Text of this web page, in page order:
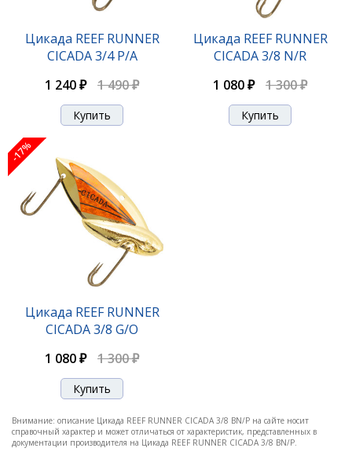
Цикада REEF RUNNER CICADA 3/8 C/O
-17%
1 080 ₽
Цикада REEF RUNNER
CICADA 3/4 P/A
1 240 ₽
1 490 ₽
Цикада REEF RUNNER
CICADA 3/8 N/R
1 080 ₽
1 300 ₽
-17%
Цикада REEF RUNNER
CICADA 3/8 G/O
1 080 ₽
1 300 ₽
Внимание: описание Цикада REEF RUNNER CICADA 3/8 BN/P на сайте носит
справочный характер и может отличаться от характеристик, представленных в
документации производителя на Цикада REEF RUNNER CICADA 3/8 BN/P.